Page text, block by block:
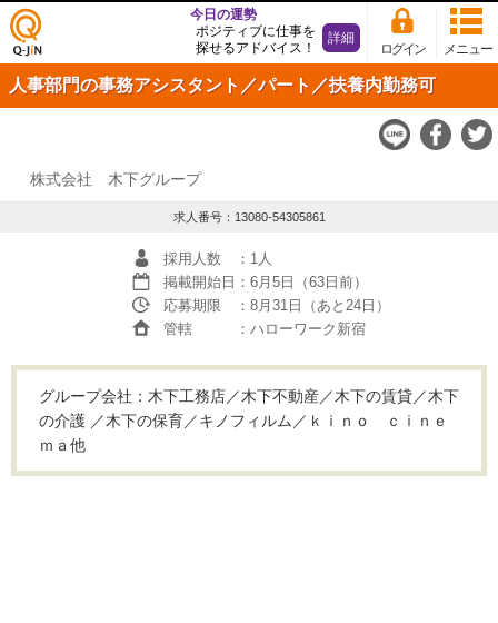
仕事
探し
の求
Q-JiN
メニュー
ログイン
今日の運勢
ポジティブに仕事を
探せるアドバイス！
詳細
人事部門の事務アシスタント／パート／扶養内勤務可
株式会社 木下グループ
求人番号：13080-54305861
採用人数
：1人
掲載開始日 ：6月5日（63日前）
応募期限
：8月31日（あと24日）
管轄
：ハローワーク新宿
グループ会社：木下工務店／木下不動産／木下の賃貸／木下
の介護 ／木下の保育／キノフィルム／ｋｉｎｏ ｃｉｎｅ
ｍａ他